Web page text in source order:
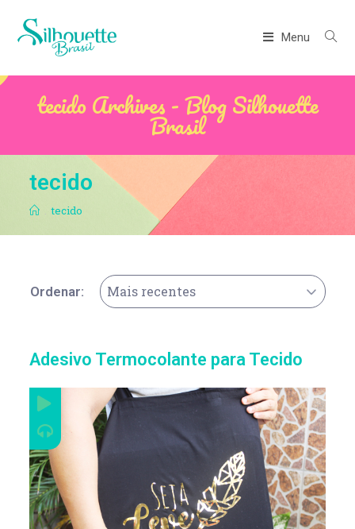
Menu
tecido Archives - Blog Silhouette
Brasil
tecido
. tecido
Ordenar: Mais recentes
Adesivo Termocolante para Tecido